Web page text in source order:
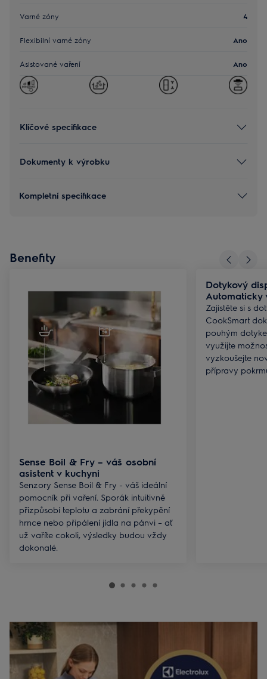
Varné zóny 4
Flexibilní varné zóny Ano
Asistované vaření Ano
Klíčové specifikace
Dokumenty k výrobku
Kompletní specifikace
Benefity
Sense Boil & Fry – váš osobní
asistent v kuchyni
Senzory Sense Boil & Fry - váš ideální
pomocník při vaření. Sporák intuitivně
přizpůsobí teplotu a zabrání překypění
hrnce nebo připálení jídla na pánvi – ať
už vaříte cokoli, výsledky budou vždy
dokonalé.
Dotykový
Automaticky
Zajistěte si s
CookSmart
pouhým
využijte
vyzkoušejte
přípravy